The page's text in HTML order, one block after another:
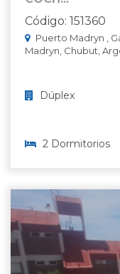
Código: 151360
Puerto Madryn ,
Madryn, Chubut,
Dúplex
2 Dormitorios